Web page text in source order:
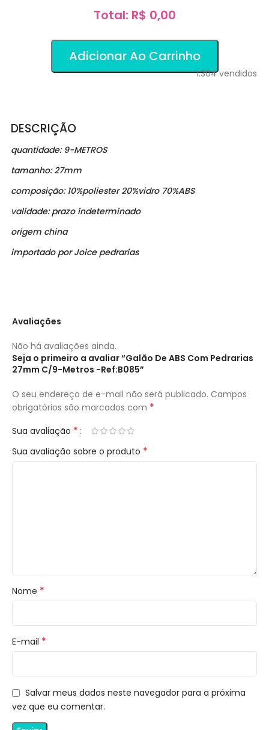
Total: R$ 0,00
Adicionar Ao Carrinho
1.304vendidos
DESCRIÇÃO
quantidade: 9-METROS
tamanho: 27mm
composição: 10%poliester 20%vidro 70%ABS
validade: prazo indeterminado
origem china
importado por Joice pedrarias
Avaliações
Não há avaliações ainda.
Seja o primeiro a avaliar “Galão De ABS Com Pedrarias
27mm C/9-Metros -Ref:B085”
O seu endereço de e-mail não será publicado. Campos
obrigatórios são marcados com *
Sua avaliação *
Sua avaliação sobre o produto *
Nome *
E-mail *
Salvar meus dados neste navegador para a próxima
vez que eu comentar.